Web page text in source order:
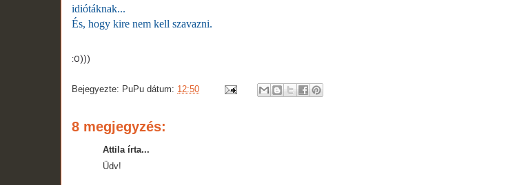
idiótáknak...
És, hogy kire nem kell szavazni.
:O)))
Bejegyezte: PuPu dátum: 12:50
8 megjegyzés:
Attila írta...
Üdv!